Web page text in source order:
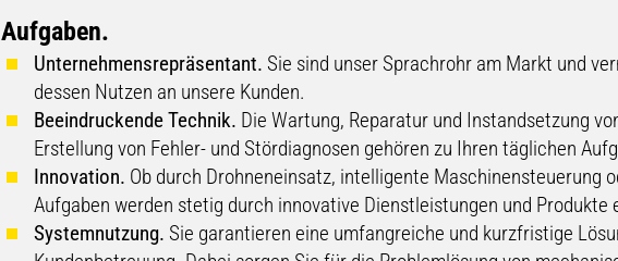
Aufgaben.
Unternehmensrepräsentant. Sie sind unser Sprachrohr am Markt und
dessen Nutzen an unsere Kunden.
Beeindruckende Technik. Die Wartung, Reparatur und Instandsetzung
Erstellung von Fehler- und Stördiagnosen gehören zu Ihren täglichen
Innovation. Ob durch Drohneneinsatz, intelligente Maschinensteuerung
Aufgaben werden stetig durch innovative Dienstleistungen und Produkte
Systemnutzung. Sie garantieren eine umfangreiche und kurzfristige